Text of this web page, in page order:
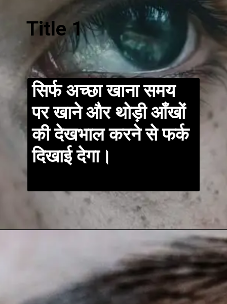
Title 1
सिर्फ अच्छा खाना समय
पर खाने और थोड़ी आँखों
की देखभाल करने से फर्क
दिखाई देगा।